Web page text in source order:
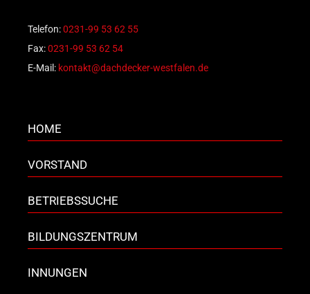
Telefon:0231-99 53 62 55
Fax:0231-99 53 62 54
E-Mail: kontakt@dachdecker-westfalen.de
HOME
VORSTAND
BETRIEBSSUCHE
BILDUNGSZENTRUM
INNUNGEN